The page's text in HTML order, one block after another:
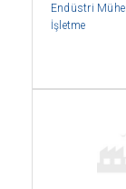
Endüstri
İşletme